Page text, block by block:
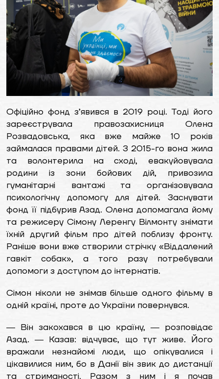
Офіційно фонд з’явився в 2019 році. Тоді його
зареєструвала правозахисниця Олена
Розвадовська, яка вже майже 10 років
займалася правами дітей. З 2015-го вона жила
та волонтерила на сході, евакуйовувала
родини із зони бойових дій, привозила
гуманітарні вантажі та організовувала
психологічну допомогу для дітей. Заснувати
фонд її підбурив Азад. Олена допомагала йому
та режисеру Сімону Леренгу Вілмонту знімати
їхній другий фільм про дітей поблизу фронту.
Раніше вони вже створили стрічку «Віддалений
гавкіт собак», а того разу потребували
допомоги з доступом до інтернатів.
Сімон ніколи не знімав більше одного фільму в
одній країні, проте до України повернувся.
― Він закохався в цю країну, ― розповідає
Азад. ― Казав: відчуває, що тут живе. Його
вражали незнайомі люди, що опікувалися і
цікавилися ним, бо в Данії він звик до дистанції
та стриманості. Разом з ним і я почав